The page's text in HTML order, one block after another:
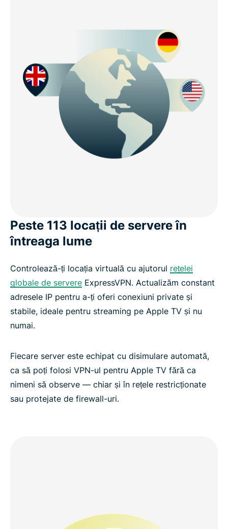
Peste 113 locații de servere în
întreaga lume
Controlează-ți locația virtuală cu ajutorul rețelei
globale de servere ExpressVPN. Actualizăm constant
adresele IP pentru a-ți oferi conexiuni private și
stabile, ideale pentru streaming pe Apple TV și nu
numai.
Fiecare server este echipat cu disimulare automată,
ca să poți folosi VPN-ul pentru Apple TV fără ca
nimeni să observe — chiar și în rețele restricționate
sau protejate de firewall-uri.